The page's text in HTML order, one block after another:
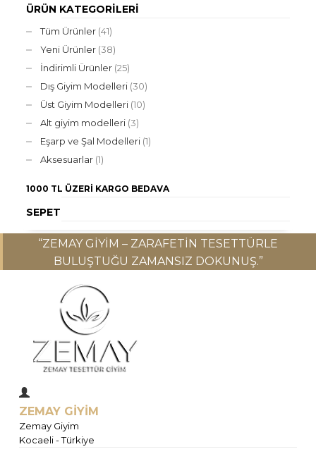
ÜRÜN KATEGORILERI
Tüm Ürünler (41)
Yeni Ürünler (38)
İndirimli Ürünler (25)
Dış Giyim Modelleri (30)
Üst Giyim Modelleri (10)
Alt giyim modelleri (3)
Eşarp ve Şal Modelleri (1)
Aksesuarlar (1)
1000 TL ÜZERI KARGO BEDAVA
SEPET
“ZEMAY GIYIM – ZARAFETIN TESETTÜRLE
BULUŞTUĞU ZAMANSIZ DOKUNUŞ.”
ZEMAY GİYİM
Zemay Giyim
Kocaeli - Türkiye